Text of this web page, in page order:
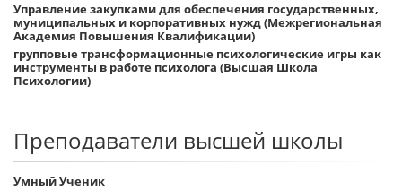
Управление закупками для обеспечения государственных,
муниципальных и корпоративных нужд (Межрегиональная
Академия Повышения Квалификации)
групповые трансформационные психологические игры как
инструменты в работе психолога (Высшая Школа
Психологии)
Преподаватели высшей школы
Умный Ученик